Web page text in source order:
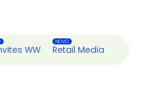
WW Retail Media